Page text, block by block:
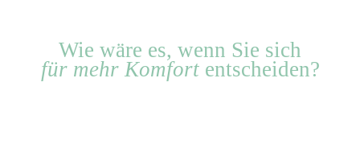
Wie wäre es, wenn Sie sich
für mehr Komfortentscheiden?